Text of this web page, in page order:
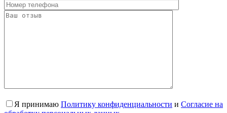
Я принимаю Политику конфиденциальности и Согласие на